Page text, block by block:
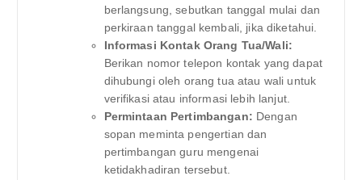
berlangsung, sebutkan tanggal mulai dan
perkiraan tanggal kembali, jika diketahui.
Informasi Kontak Orang Tua/Wali:
Berikan nomor telepon kontak yang dapat
dihubungi oleh orang tua atau wali untuk
verifikasi atau informasi lebih lanjut.
Permintaan Pertimbangan: Dengan
sopan meminta pengertian dan
pertimbangan guru mengenai
ketidakhadiran tersebut.